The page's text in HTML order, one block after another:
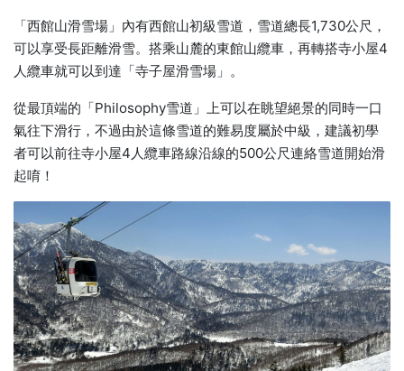
「西館山滑雪場」內有西館山初級雪道，雪道總長1,730公尺，
可以享受長距離滑雪。搭乘山麓的東館山纜車，再轉搭寺小屋4
人纜車就可以到達「寺子屋滑雪場」。
從最頂端的「Philosophy雪道」上可以在眺望絕景的同時一口
氣往下滑行，不過由於這條雪道的難易度屬於中級，建議初學
者可以前往寺小屋4人纜車路線沿線的500公尺連絡雪道開始滑
起唷！